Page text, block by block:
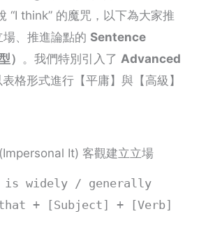
“I think” 的魔咒，以下為大家推
、推進論點的 Sentence
） 。我們特別引入了 Advanced
表格形式進行【平庸】與【高級】
It) 客觀建立立場
widely / generally
+ [Subject] + [Verb]